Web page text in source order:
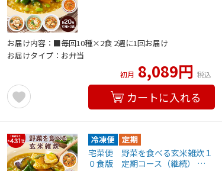
お届け内容：■毎回10種×2食 2週に1回お届け
お届けタイプ：お弁当
初月 8,089円 税込
カートに入れる
宅菜便 野菜を食べる玄米雑炊１
０食版 定期コース（継続） …